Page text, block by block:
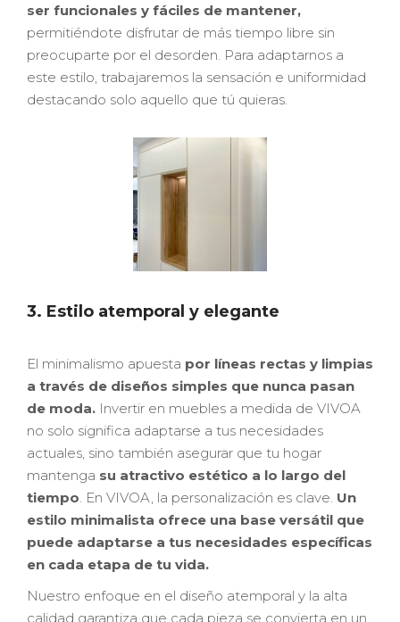
ser funcionales y fáciles de mantener,
permitiéndote disfrutar de más tiempo libre sin
preocuparte por el desorden. Para adaptarnos a
este estilo, trabajaremos la sensación e uniformidad
destacando solo aquello que tú quieras.
3. Estilo atemporal y elegante
El minimalismo apuesta por líneas rectas y limpias
a través de diseños simples que nunca pasan
de moda. Invertir en muebles a medida de VIVOA
no solo significa adaptarse a tus necesidades
actuales, sino también asegurar que tu hogar
mantenga su atractivo estético a lo largo del
tiempo . En VIVOA, la personalización es clave. Un
estilo minimalista ofrece una base versátil que
puede adaptarse a tus necesidades específicas
en cada etapa de tu vida.
Nuestro enfoque en el diseño atemporal y la alta
calidad garantiza que cada pieza se convierta en un